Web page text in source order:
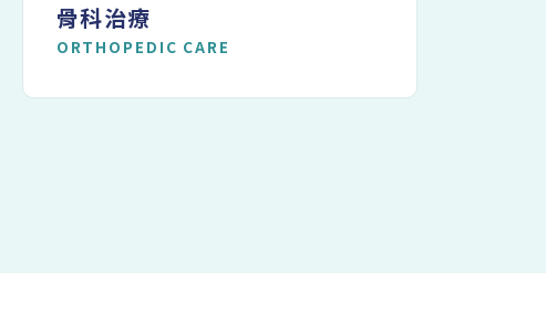
骨科治療
ORTHOPEDIC CARE